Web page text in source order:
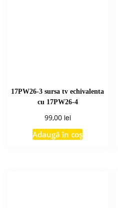
17PW26-3 sursa tv echivalenta
cu 17PW26-4
99,00 lei
Adaugă în coș